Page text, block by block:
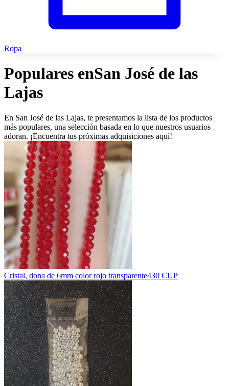
Ropa
Populares enSan José de las
Lajas
En San José de las Lajas, te presentamos la lista de los productos
más populares, una selección basada en lo que nuestros usuarios
adoran. ¡Encuentra tus próximas adquisiciones aquí!
Cristal, dona de 6mm color rojo transparente430 CUP